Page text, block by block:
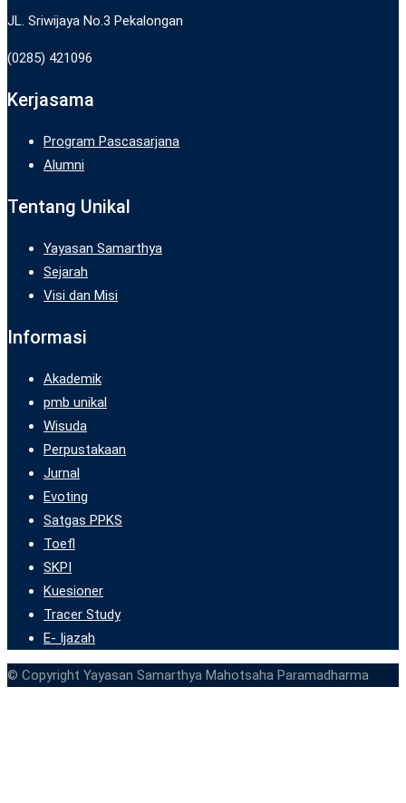
JL. Sriwijaya No.3 Pekalongan
(0285) 421096
Kerjasama
Program Pascasarjana
Alumni
Tentang Unikal
Yayasan Samarthya
Sejarah
Visi dan Misi
Informasi
Akademik
pmb unikal
Wisuda
Perpustakaan
Jurnal
Evoting
Satgas PPKS
Toefl
SKPI
Kuesioner
Tracer Study
E- Ijazah
© Copyright Yayasan Samarthya Mahotsaha Paramadharma